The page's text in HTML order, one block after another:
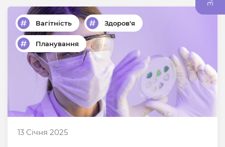
Вагітність Здоров'я
Планування
13 Січня 2025